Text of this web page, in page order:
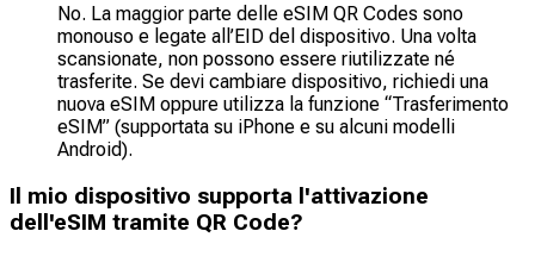
No. La maggior parte delle eSIM QR Codes sono
monouso e legate all’EID del dispositivo. Una volta
scansionate, non possono essere riutilizzate né
trasferite. Se devi cambiare dispositivo, richiedi una
nuova eSIM oppure utilizza la funzione “Trasferimento
eSIM” (supportata su iPhone e su alcuni modelli
Android).
Il mio dispositivo supporta l'attivazione
dell'eSIM tramite QR Code?